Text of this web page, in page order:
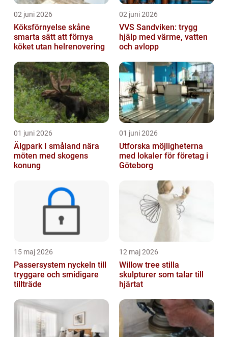
02 juni 2026
Köksförnyelse skåne
smarta sätt att förnya
köket utan helrenovering
02 juni 2026
VVS Sandviken: trygg
hjälp med värme, vatten
och avlopp
01 juni 2026
Älgpark I småland nära
möten med skogens
konung
01 juni 2026
Utforska möjligheterna
med lokaler för företag i
Göteborg
15 maj 2026
Passersystem nyckeln till
tryggare och smidigare
tillträde
12 maj 2026
Willow tree stilla
skulpturer som talar till
hjärtat